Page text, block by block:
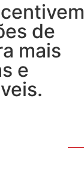
de
mais
e